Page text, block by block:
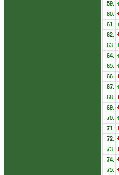
59.
60.
61.
62.
63.
64.
65.
66.
67.
68.
69.
70.
71.
72.
73.
74.
75.